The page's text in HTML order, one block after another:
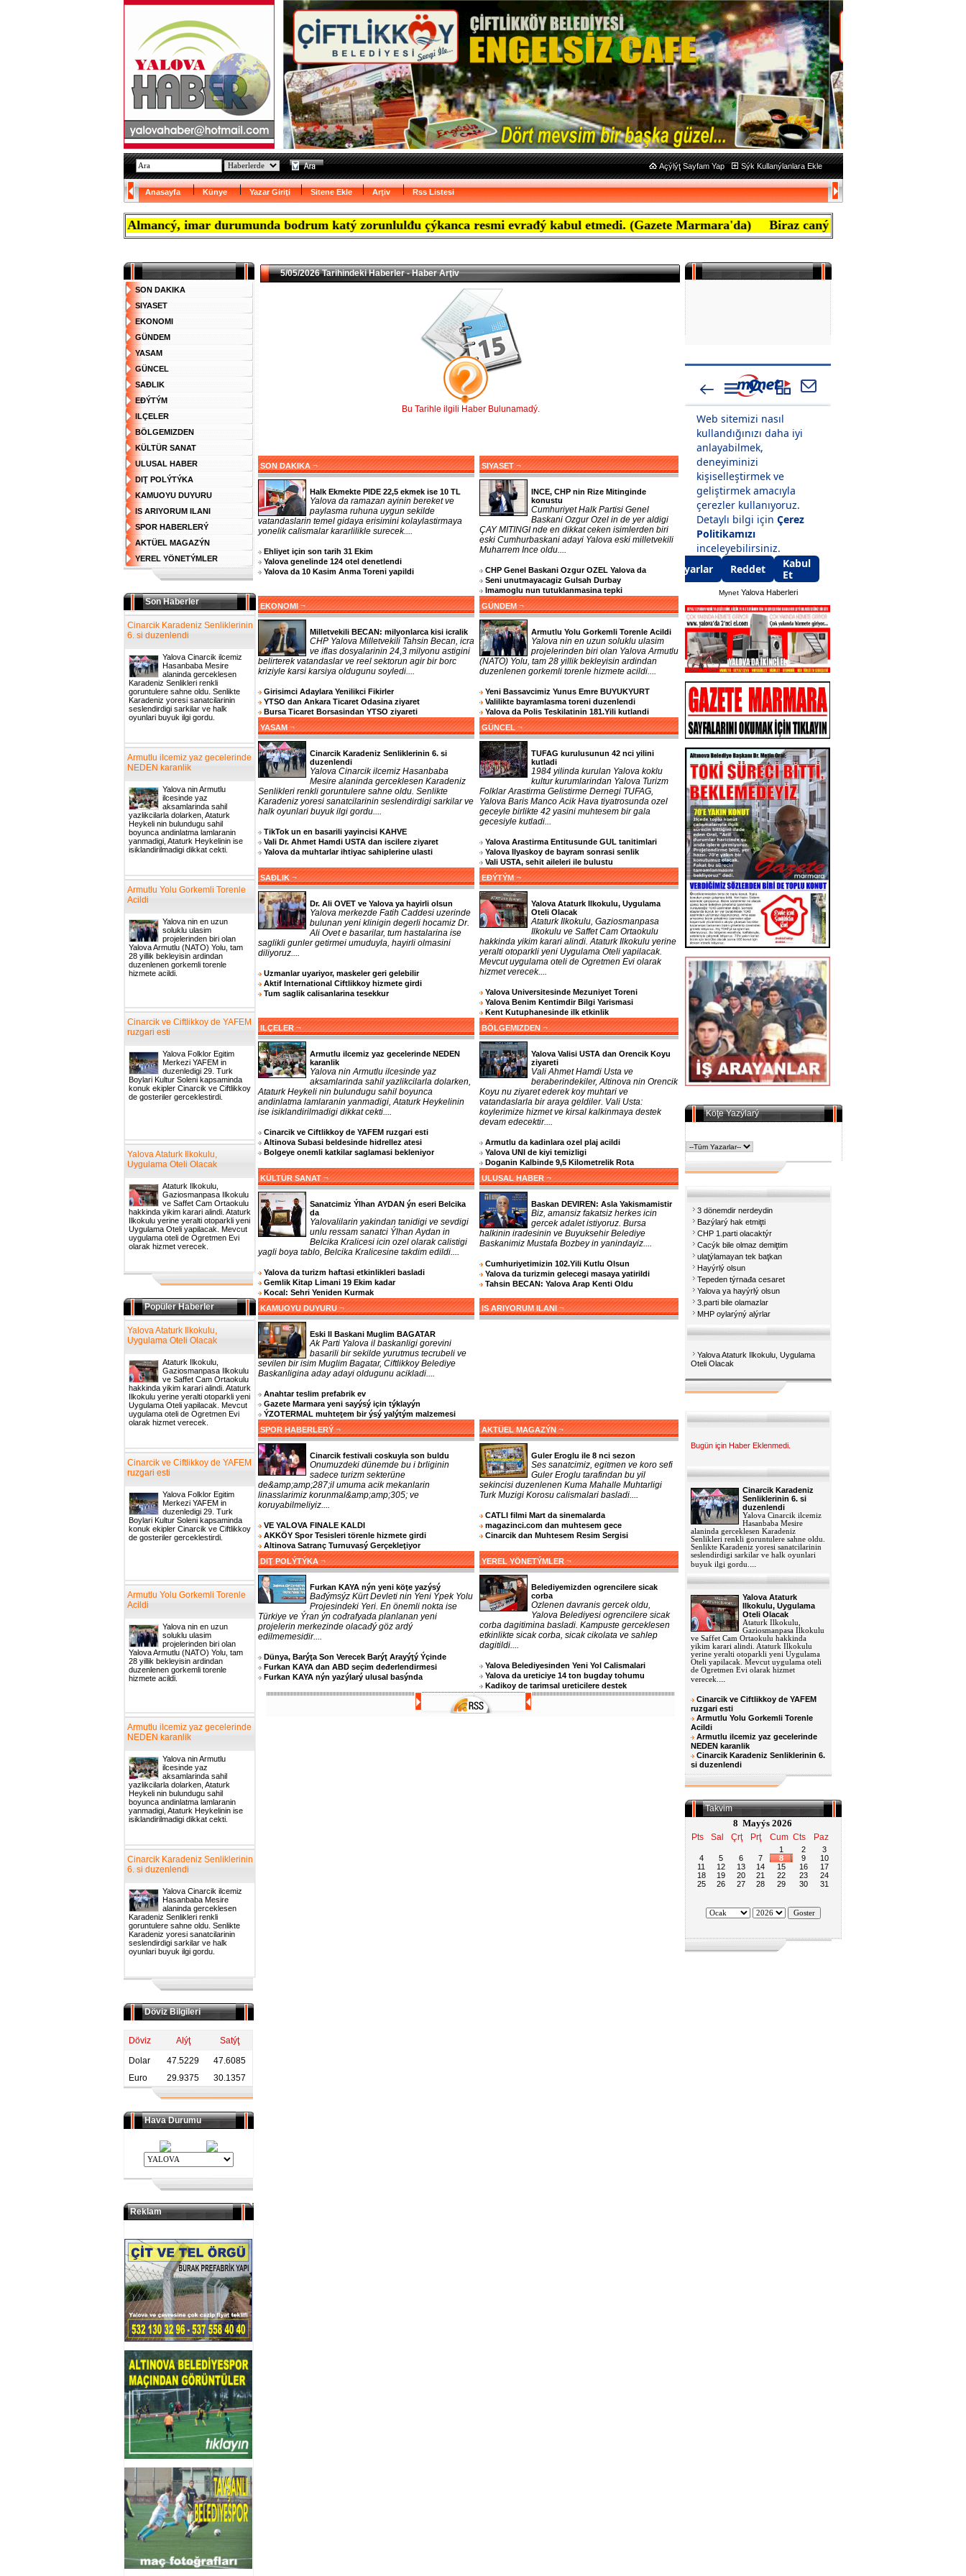
Açýlýţ Sayfam Yap Sýk Kullanýlanlara Ekle
Anasayfa Künye Yazar Giriţi Sitene Ekle Arţiv Rss Listesi
isteyen Almancý, imar durumunda bodrum katý zorunlulđu çýkanca resmi evrađý kabul etmedi. (Gazete Marmara'da) Biraz caný yanan ben mafyayým,
SON DAKIKA
SIYASET
EKONOMI
GÜNDEM
YASAM
GÜNCEL
SAĐLIK
EĐÝTÝM
ILÇELER
BÖLGEMIZDEN
KÜLTÜR SANAT
ULUSAL HABER
DIŢ POLÝTÝKA
KAMUOYU DUYURU
IS ARIYORUM ILANI
SPOR HABERLERÝ
AKTÜEL MAGAZÝN
YEREL YÖNETÝMLER
Son Haberler
Cinarcik Karadeniz Senliklerinin
6. si duzenlendi
Yalova Cinarcik ilcemiz
Hasanbaba Mesire
alaninda gerceklesen
Karadeniz Senlikleri renkli
goruntulere sahne oldu. Senlikte
Karadeniz yoresi sanatcilarinin
seslendirdigi sarkilar ve halk
oyunlari buyuk ilgi gordu.
Armutlu ilcemiz yaz gecelerinde
NEDEN karanlik
Yalova nin Armutlu
ilcesinde yaz
aksamlarinda sahil
yazlikcilarla dolarken, Ataturk
Heykeli nin bulundugu sahil
boyunca andinlatma lamlaranin
yanmadigi, Ataturk Heykelinin ise
isiklandirilmadigi dikkat cekti.
Armutlu Yolu Gorkemli Torenle
Acildi
Yalova nin en uzun
soluklu ulasim
projelerinden biri olan
Yalova Armutlu (NATO) Yolu, tam
28 yillik bekleyisin ardindan
duzenlenen gorkemli torenle
hizmete acildi.
Cinarcik ve Ciftlikkoy de YAFEM
ruzgari esti
Yalova Folklor Egitim
Merkezi YAFEM in
duzenledigi 29. Turk
Boylari Kultur Soleni kapsaminda
konuk ekipler Cinarcik ve Ciftlikkoy
de gosteriler gerceklestirdi.
Yalova Ataturk Ilkokulu,
Uygulama Oteli Olacak
Ataturk Ilkokulu,
Gaziosmanpasa Ilkokulu
ve Saffet Cam Ortaokulu
hakkinda yikim karari alindi. Ataturk
Ilkokulu yerine yeralti otoparkli yeni
Uygulama Oteli yapilacak. Mevcut
uygulama oteli de Ogretmen Evi
olarak hizmet verecek.
Popüler Haberler
Yalova Ataturk Ilkokulu,
Uygulama Oteli Olacak
Ataturk Ilkokulu,
Gaziosmanpasa Ilkokulu
ve Saffet Cam Ortaokulu
hakkinda yikim karari alindi. Ataturk
Ilkokulu yerine yeralti otoparkli yeni
Uygulama Oteli yapilacak. Mevcut
uygulama oteli de Ogretmen Evi
olarak hizmet verecek.
Cinarcik ve Ciftlikkoy de YAFEM
ruzgari esti
Yalova Folklor Egitim
Merkezi YAFEM in
duzenledigi 29. Turk
Boylari Kultur Soleni kapsaminda
konuk ekipler Cinarcik ve Ciftlikkoy
de gosteriler gerceklestirdi.
Armutlu Yolu Gorkemli Torenle
Acildi
Yalova nin en uzun
soluklu ulasim
projelerinden biri olan
Yalova Armutlu (NATO) Yolu, tam
28 yillik bekleyisin ardindan
duzenlenen gorkemli torenle
hizmete acildi.
Armutlu ilcemiz yaz gecelerinde
NEDEN karanlik
Yalova nin Armutlu
ilcesinde yaz
aksamlarinda sahil
yazlikcilarla dolarken, Ataturk
Heykeli nin bulundugu sahil
boyunca andinlatma lamlaranin
yanmadigi, Ataturk Heykelinin ise
isiklandirilmadigi dikkat cekti.
Cinarcik Karadeniz Senliklerinin
6. si duzenlendi
Yalova Cinarcik ilcemiz
Hasanbaba Mesire
alaninda gerceklesen
Karadeniz Senlikleri renkli
goruntulere sahne oldu. Senlikte
Karadeniz yoresi sanatcilarinin
seslendirdigi sarkilar ve halk
oyunlari buyuk ilgi gordu.
Döviz Bilgileri
Döviz Alýţ
Satýţ
Dolar
47.5229
47.6085
Euro
29.9375 30.1357
Hava Durumu
Reklam
5/05/2026 Tarihindeki Haberler - Haber Arţiv
Bu Tarihle ilgili Haber Bulunamadý.
SON DAKIKA ¬
Halk Ekmekte PIDE 22,5 ekmek ise 10 TL
Yalova da ramazan ayinin bereket ve
paylasma ruhuna uygun sekilde
vatandaslarin temel gidaya erisimini kolaylastirmaya
yonelik calismalar kararlilikle surecek....
Ehliyet için son tarih 31 Ekim
Yalova genelinde 124 otel denetlendi
Yalova da 10 Kasim Anma Toreni yapildi
SIYASET ¬
INCE, CHP nin Rize Mitinginde
konustu
Cumhuriyet Halk Partisi Genel
Baskani Ozgur Ozel in de yer aldigi
ÇAY MITINGI nde en dikkat ceken isimlerden biri
eski Cumhurbaskani adayi Yalova eski milletvekili
Muharrem Ince oldu....
CHP Genel Baskani Ozgur OZEL Yalova da
Seni unutmayacagiz Gulsah Durbay
Imamoglu nun tutuklanmasina tepki
EKONOMI ¬
Milletvekili BECAN: milyonlarca kisi icralik
CHP Yalova Milletvekili Tahsin Becan, icra
ve iflas dosyalarinin 24,3 milyonu astigini
belirterek vatandaslar ve reel sektorun agir bir borc
kriziyle karsi karsiya oldugunu soyledi....
Girisimci Adaylara Yenilikci Fikirler
YTSO dan Ankara Ticaret Odasina ziyaret
Bursa Ticaret Borsasindan YTSO ziyareti
GÜNDEM ¬
Armutlu Yolu Gorkemli Torenle Acildi
Yalova nin en uzun soluklu ulasim
projelerinden biri olan Yalova Armutlu
(NATO) Yolu, tam 28 yillik bekleyisin ardindan
duzenlenen gorkemli torenle hizmete acildi....
Yeni Bassavcimiz Yunus Emre BUYUKYURT
Valilikte bayramlasma toreni duzenlendi
Yalova da Polis Teskilatinin 181.Yili kutlandi
YASAM ¬
Cinarcik Karadeniz Senliklerinin 6. si
duzenlendi
Yalova Cinarcik ilcemiz Hasanbaba
Mesire alaninda gerceklesen Karadeniz
Senlikleri renkli goruntulere sahne oldu. Senlikte
Karadeniz yoresi sanatcilarinin seslendirdigi sarkilar ve
halk oyunlari buyuk ilgi gordu....
TikTok un en basarili yayincisi KAHVE
Vali Dr. Ahmet Hamdi USTA dan iscilere ziyaret
Yalova da muhtarlar ihtiyac sahiplerine ulasti
GÜNCEL ¬
TUFAG kurulusunun 42 nci yilini
kutladi
1984 yilinda kurulan Yalova koklu
kultur kurumlarindan Yalova Turizm
Folklar Arastirma Gelistirme Dernegi TUFAG,
Yalova Baris Manco Acik Hava tiyatrosunda ozel
geceyle birlikte 42 yasini muhtesem bir gala
gecesiyle kutladi...
Yalova Arastirma Entitusunde GUL tanitimlari
Yalova Ilyaskoy de bayram sonrasi senlik
Vali USTA, sehit aileleri ile bulustu
SAĐLIK ¬
Dr. Ali OVET ve Yalova ya hayirli olsun
Yalova merkezde Fatih Caddesi uzerinde
bulunan yeni klinigin degerli hocamiz Dr.
Ali Ovet e basarilar, tum hastalarina ise
saglikli gunler getirmei umuduyla, hayirli olmasini
diliyoruz....
Uzmanlar uyariyor, maskeler geri gelebilir
Aktif International Ciftlikkoy hizmete girdi
Tum saglik calisanlarina tesekkur
EĐÝTÝM ¬
Yalova Ataturk Ilkokulu, Uygulama
Oteli Olacak
Ataturk Ilkokulu, Gaziosmanpasa
Ilkokulu ve Saffet Cam Ortaokulu
hakkinda yikim karari alindi. Ataturk Ilkokulu yerine
yeralti otoparkli yeni Uygulama Oteli yapilacak.
Mevcut uygulama oteli de Ogretmen Evi olarak
hizmet verecek....
Yalova Universitesinde Mezuniyet Toreni
Yalova Benim Kentimdir Bilgi Yarismasi
Kent Kutuphanesinde ilk etkinlik
ILÇELER ¬
Armutlu ilcemiz yaz gecelerinde NEDEN
karanlik
Yalova nin Armutlu ilcesinde yaz
aksamlarinda sahil yazlikcilarla dolarken,
Ataturk Heykeli nin bulundugu sahil boyunca
andinlatma lamlaranin yanmadigi, Ataturk Heykelinin
ise isiklandirilmadigi dikkat cekti....
Cinarcik ve Ciftlikkoy de YAFEM ruzgari esti
Altinova Subasi beldesinde hidrellez atesi
Bolgeye onemli katkilar saglamasi bekleniyor
BÖLGEMIZDEN ¬
Yalova Valisi USTA dan Orencik Koyu
ziyareti
Vali Ahmet Hamdi Usta ve
beraberindekiler, Altinova nin Orencik
Koyu nu ziyaret ederek koy muhtari ve
vatandaslarla bir araya geldiler. Vali Usta:
koylerimize hizmet ve kirsal kalkinmaya destek
devam edecektir....
Armutlu da kadinlara ozel plaj acildi
Yalova UNI de kiyi temizligi
Doganin Kalbinde 9,5 Kilometrelik Rota
KÜLTÜR SANAT ¬
Sanatcimiz Ýlhan AYDAN ýn eseri Belcika
da
Yalovalilarin yakindan tanidigi ve sevdigi
unlu ressam sanatci Ýlhan Aydan in
Belcika Kralicesi icin ozel olarak calistigi
yagli boya tablo, Belcika Kralicesine takdim edildi....
Yalova da turizm haftasi etkinlikleri basladi
Gemlik Kitap Limani 19 Ekim kadar
Kocal: Sehri Yeniden Kurmak
ULUSAL HABER ¬
Baskan DEVIREN: Asla Yakismamistir
Biz, amansiz fakatsiz herkes icin
gercek adalet istiyoruz. Bursa
halkinin iradesinin ve Buyuksehir Belediye
Baskanimiz Mustafa Bozbey in yanindayiz....
Cumhuriyetimizin 102.Yili Kutlu Olsun
Yalova da turizmin gelecegi masaya yatirildi
Tahsin BECAN: Yalova Arap Kenti Oldu
KAMUOYU DUYURU ¬
Eski Il Baskani Muglim BAGATAR
Ak Parti Yalova il baskanligi gorevini
basarili bir sekilde yurutmus tecrubeli ve
sevilen bir isim Muglim Bagatar, Ciftlikkoy Belediye
Baskanligina aday adayi oldugunu acikladi....
Anahtar teslim prefabrik ev
Gazete Marmara yeni sayýsý için týklayýn
ÝZOTERMAL muhteţem bir ýsý yalýtým malzemesi
IS ARIYORUM ILANI ¬
SPOR HABERLERÝ ¬
Cinarcik festivali coskuyla son buldu
Onumuzdeki dünemde bu i brliginin
sadece turizm sekterüne
de&amp;amp;287;il umuma acik mekanlarin
linasslarimiz korunmal&amp;amp;305; ve
koruyabilmeliyiz....
VE YALOVA FINALE KALDI
AKKÖY Spor Tesisleri törenle hizmete girdi
Altinova Satranç Turnuvasý Gerçekleţiyor
AKTÜEL MAGAZÝN ¬
Guler Eroglu ile 8 nci sezon
Ses sanatcimiz, egitmen ve koro sefi
Guler Eroglu tarafindan bu yil
sekincisi duzenlenen Kuma Mahalle Muhtarligi
Turk Muzigi Korosu calismalari basladi....
CATLI filmi Mart da sinemalarda
magazinci.com dan muhtesem gece
Cinarcik dan Muhtesem Resim Sergisi
DIŢ POLÝTÝKA ¬
Furkan KAYA nýn yeni köţe yazýsý
Bađýmsýz Kürt Devleti nin Yeni Ýpek Yolu
Projesindeki Yeri. En önemli nokta ise
Türkiye ve Ýran ýn cođrafyada planlanan yeni
projelerin merkezinde olacađý göz ardý
edilmemesidir....
Dünya, Barýţa Son Verecek Barýţ Arayýţý Ýçinde
Furkan KAYA dan ABD seçim deđerlendirmesi
Furkan KAYA nýn yazýlarý ulusal basýnda
YEREL YÖNETÝMLER ¬
Belediyemizden ogrencilere sicak
corba
Ozlenen davranis gercek oldu,
Yalova Belediyesi ogrencilere sicak
corba dagitimina basladi. Kampuste gerceklesen
etkinlikte sicak corba, sicak cikolata ve sahlep
dagitildi....
Yalova Belediyesinden Yeni Yol Calismalari
Yalova da ureticiye 14 ton bugday tohumu
Kadikoy de tarimsal ureticilere destek
Mynet Yalova Haberleri
Köţe Yazýlarý
3 dönemdir nerdeydin
Bazýlarý hak etmiţti
CHP 1.parti olacaktýr
Cacýk bile olmaz demiţtim
ulaţýlamayan tek baţkan
Hayýrlý olsun
Tepeden týrnađa cesaret
Yalova ya hayýrlý olsun
3.parti bile olamazlar
MHP oylarýný alýrlar
Yalova Ataturk Ilkokulu, Uygulama
Oteli Olacak
Bugün için Haber Eklenmedi.
Cinarcik Karadeniz
Senliklerinin 6. si
duzenlendi
Yalova Cinarcik ilcemiz
Hasanbaba Mesire
alaninda gerceklesen Karadeniz
Senlikleri renkli goruntulere sahne oldu.
Senlikte Karadeniz yoresi sanatcilarinin
seslendirdigi sarkilar ve halk oyunlari
buyuk ilgi gordu....
Yalova Ataturk
Ilkokulu, Uygulama
Oteli Olacak
Ataturk Ilkokulu,
Gaziosmanpasa Ilkokulu
ve Saffet Cam Ortaokulu hakkinda
yikim karari alindi. Ataturk Ilkokulu
yerine yeralti otoparkli yeni Uygulama
Oteli yapilacak. Mevcut uygulama oteli
de Ogretmen Evi olarak hizmet
verecek....
Cinarcik ve Ciftlikkoy de YAFEM
ruzgari esti
Armutlu Yolu Gorkemli Torenle
Acildi
Armutlu ilcemiz yaz gecelerinde
NEDEN karanlik
Cinarcik Karadeniz Senliklerinin 6.
si duzenlendi
Takvim
8 Mayýs 2026
Pts Sal Çrţ Prţ Cum Cts Paz
1 2
3
4
5 6 7 8 9
10
11
12 13 14 15 16
17
18
19 20 21 22 23
24
25
26 27 28 29 30 31